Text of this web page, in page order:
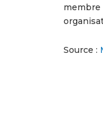
Source :